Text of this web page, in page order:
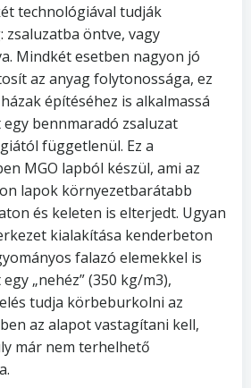
technológiával tudják
zsaluzatba öntve, vagy
Mindkét esetben nagyon jó
az anyag folytonossága, ez
építéséhez is alkalmassá
bennmaradó zsaluzat
függetlenül. Ez a
MGO lapból készül, ami az
lapok környezetbarátabb
és keleten is elterjedt. Ugyan
kialakítása kenderbeton
falazó elemekkel is
„nehéz” (350 kg/m3),
tudja körbeburkolni az
az alapot vastagítani kell,
már nem terhelhető